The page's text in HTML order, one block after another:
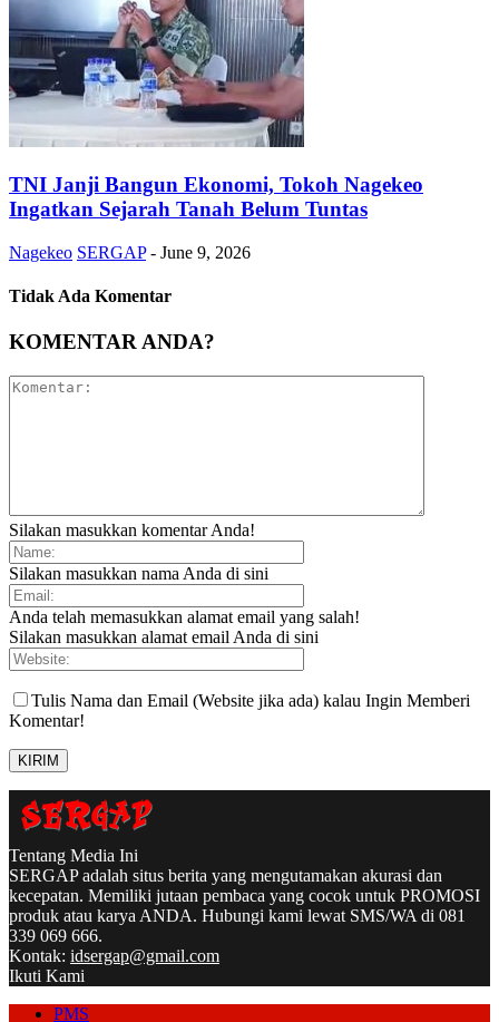
TNI Janji Bangun Ekonomi, Tokoh Nagekeo
Ingatkan Sejarah Tanah Belum Tuntas
Nagekeo SERGAP - June 9, 2026
Tidak Ada Komentar
KOMENTAR ANDA?
Silakan masukkan komentar Anda!
Silakan masukkan nama Anda di sini
Anda telah memasukkan alamat email yang salah!
Silakan masukkan alamat email Anda di sini
Tulis Nama dan Email (Website jika ada) kalau Ingin Memberi
Komentar!
Tentang Media Ini
SERGAP adalah situs berita yang mengutamakan akurasi dan
kecepatan. Memiliki jutaan pembaca yang cocok untuk PROMOSI
produk atau karya ANDA. Hubungi kami lewat SMS/WA di 081
339 069 666.
Kontak: idsergap@gmail.com
Ikuti Kami
PMS